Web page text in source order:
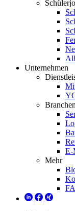
Unternehmen
Branchen
E-
Mehr